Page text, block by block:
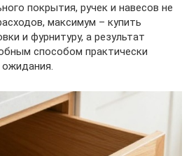
покрытия, ручек и навесов не
максимум – купить
и фурнитуру, а результат
способом практически